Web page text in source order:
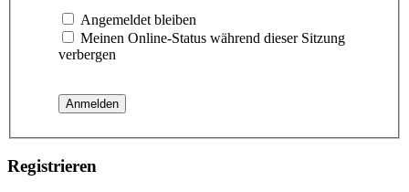
Angemeldet bleiben
Meinen Online-Status während dieser Sitzung
verbergen
Registrieren